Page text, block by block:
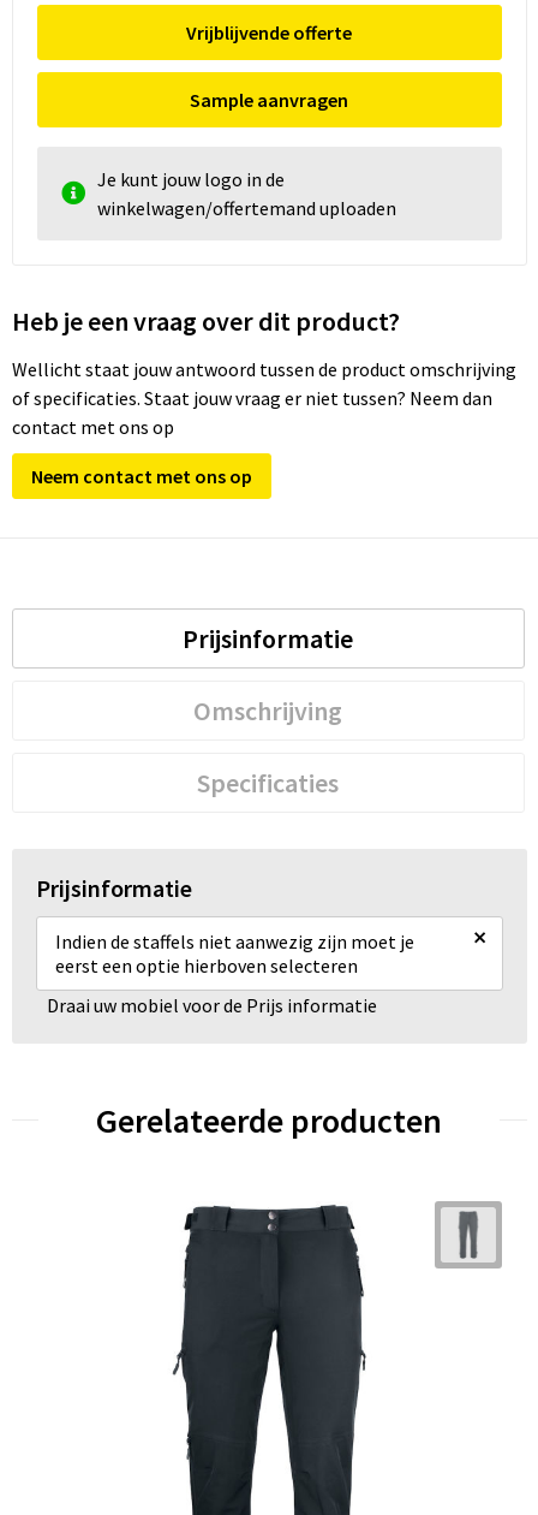
Vrijblijvende offerte
Sample aanvragen
Je kunt jouw logo in de
winkelwagen/offertemand uploaden
Heb je een vraag over dit product?
Wellicht staat jouw antwoord tussen de product omschrijving
of specificaties. Staat jouw vraag er niet tussen? Neem dan
contact met ons op
Neem contact met ons op
Prijsinformatie
Omschrijving
Specificaties
Prijsinformatie
Indien de staffels niet aanwezig zijn moet je
eerst een optie hierboven selecteren
×
Draai uw mobiel voor de Prijs informatie
Gerelateerde producten